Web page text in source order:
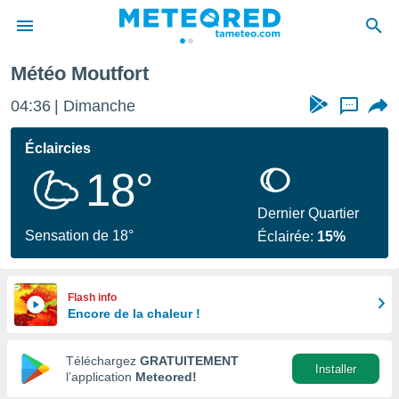
de
en
Météo Moutfort
04:36 Dimanche ...
Éclaircies
18°
Sensation de 18°
Dernier Quartier
Éclairée: 15%
Flash info
Encore de la chaleur !
Téléchargez GRATUITEMENT
l’application Meteored!
Installer